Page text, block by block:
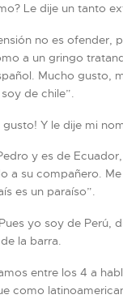
Le dije un tanto
no es ofender,
a un gringo
Mucho gusto,
de chile”.
gusto! Y le dije mi
y es de
a su compañero.
es un paraíso”.
yo soy de Perú,
la barra.
entre los 4 a
como